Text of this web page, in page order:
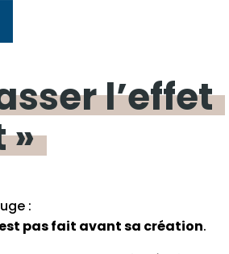
l’effet
»
:
pas fait avant sa création.